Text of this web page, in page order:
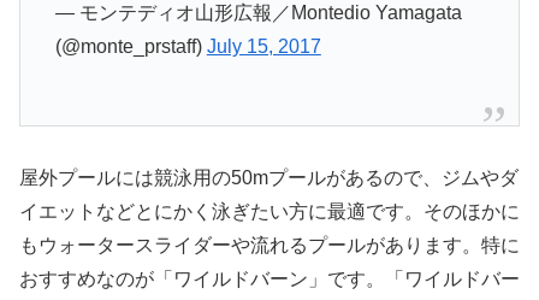
— モンテディオ山形広報／Montedio Yamagata
(@monte_prstaff) July 15, 2017
屋外プールには競泳用の50mプールがあるので、ジムやダ
イエットなどとにかく泳ぎたい方に最適です。そのほかに
もウォータースライダーや流れるプールがあります。特に
おすすめなのが「ワイルドバーン」です。「ワイルドバー